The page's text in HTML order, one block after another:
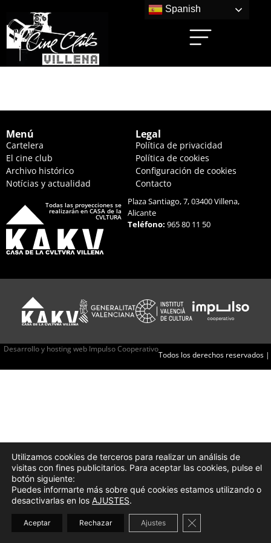
Menú
Cartelera
El cine club
Archivo histórico
Notícias y actualidad
Legal
Política de privacidad
Política de cookies
Configuración de cookies
Contacto
Todas las proyecciones se
realizarán en CASA de la
CVLTURA
Plaza Santiago, 7, 03400 Villena,
Alicante
Teléfono:965 80 11 50
Todos los derechos reservados |
Desarrollo y hosting web Impulso Cooperativo
Spanish
Utilizamos cookies de terceros para realizar un análisis de
visitas con fines publicitarios. Para aceptar las cookies, pulse el
botón siguiente:
Puedes informarte más sobre qué cookies estamos utilizando o
desactivarlas en los AJUSTES.
Aceptar Rechazar Ajustes Cerrar el banner de